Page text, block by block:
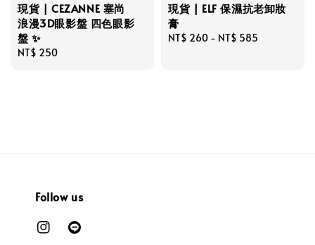
現貨 | CEZANNE 塞尚
浪漫3D眼影盤 四色眼影
盤 ✨
Regular
NT$ 250
現貨 | ELF 保濕抗老卸妝
膏
Regular
NT$ 260 - NT$ 585
Follow us